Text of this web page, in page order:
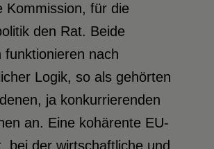
Kommission, für die
den Rat. Beide
funktionieren nach
Logik, so als gehörten
ja konkurrierenden
an. Eine kohärente EU-
bei der wirtschaftliche und